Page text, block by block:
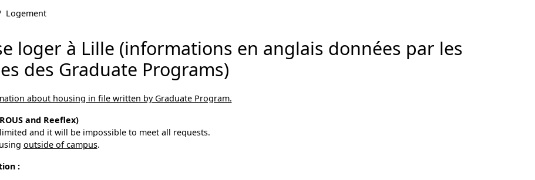
Logement
loger à Lille (informations en anglais données par les
des Graduate Programs)
about housing in file written by Graduate Program.
and Reeflex)
and it will be impossible to meet all requests.
outside of campus.
: